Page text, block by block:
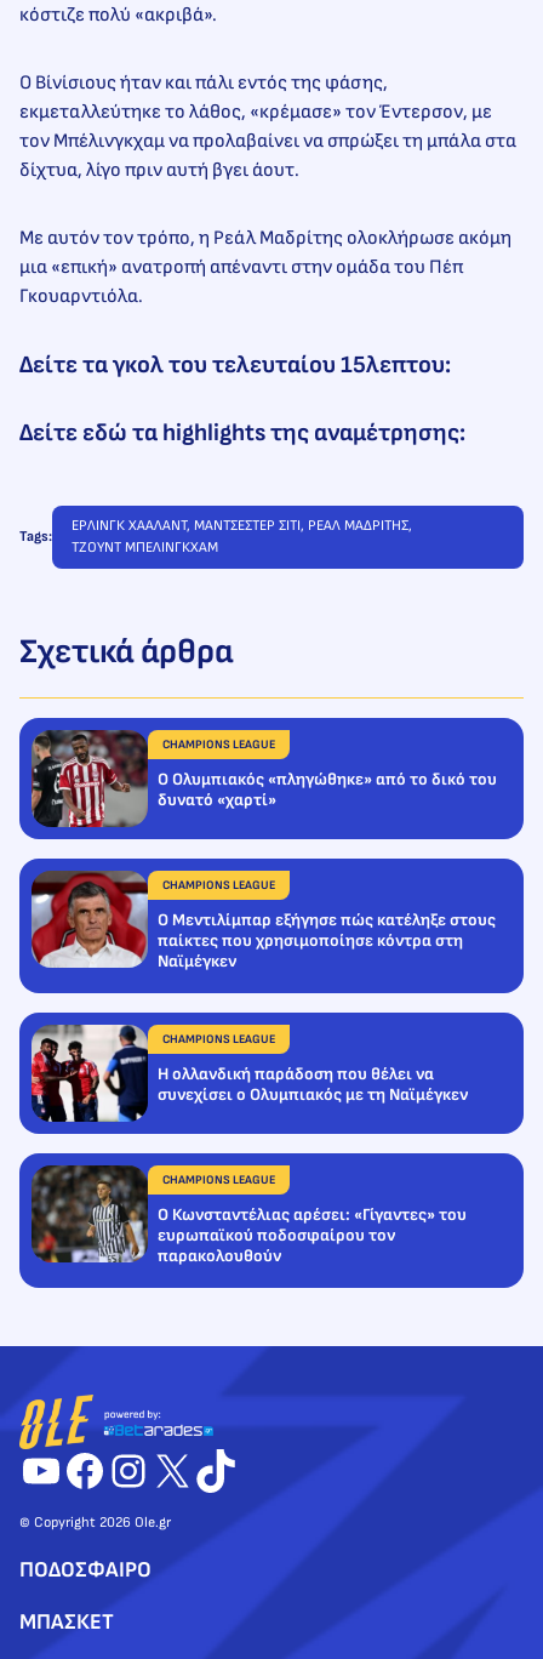
κόστιζε πολύ «ακριβά».
Ο Βίνίσιους ήταν και πάλι εντός της φάσης,
εκμεταλλεύτηκε το λάθος, «κρέμασε» τον Έντερσον, με
τον Μπέλινγκχαμ να προλαβαίνει να σπρώξει τη μπάλα στα
δίχτυα, λίγο πριν αυτή βγει άουτ.
Με αυτόν τον τρόπο, η Ρεάλ Μαδρίτης ολοκλήρωσε ακόμη
μια «επική» ανατροπή απέναντι στην ομάδα του Πέπ
Γκουαρντιόλα.
Δείτε τα γκολ του τελευταίου 15λεπτου:
Δείτε εδώ τα highlights της αναμέτρησης:
Tags:
ΕΡΛΙΝΓΚ ΧΑΑΛΑΝΤ, ΜΑΝΤΣΕΣΤΕΡ ΣΙΤΙ, ΡΕΑΛ ΜΑΔΡΙΤΗΣ
ΤΖΟΥΝΤ ΜΠΕΛΙΝΓΚΧΑΜ
Σχετικά άρθρα
CHAMPIONS LEAGUE
Ο Ολυμπιακός «πληγώθηκε» από το δικό του
δυνατό «χαρτί»
CHAMPIONS LEAGUE
Ο Μεντιλίμπαρ εξήγησε πώς κατέληξε στους
παίκτες που χρησιμοποίησε κόντρα στη
Ναϊμέγκεν
CHAMPIONS LEAGUE
Η ολλανδική παράδοση που θέλει να
συνεχίσει ο Ολυμπιακός με τη Ναϊμέγκεν
CHAMPIONS LEAGUE
Ο Κωνσταντέλιας αρέσει: «Γίγαντες» του
ευρωπαϊκού ποδοσφαίρου τον
παρακολουθούν
YouTube
Facebook
Instagram
X TikTok
© Copyright 2026 Ole.gr
ΠΟΔΟΣΦΑΙΡΟ
ΜΠΑΣΚΕΤ